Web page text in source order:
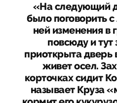
«На следующий
было поговорить
ней изменения в
повсюду и тут
приоткрыта дверь
живет осел.
корточках сидит
называет Круза